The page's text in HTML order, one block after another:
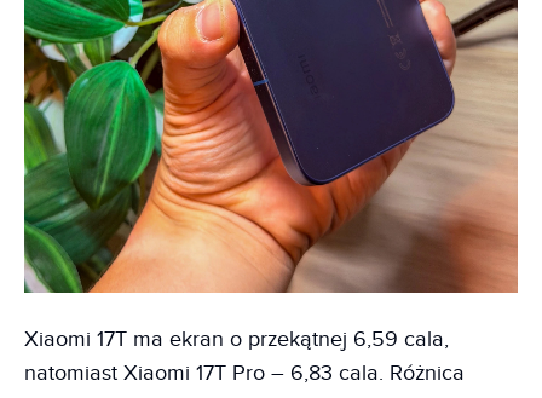
Xiaomi 17T ma ekran o przekątnej 6,59 cala,
natomiast Xiaomi 17T Pro – 6,83 cala. Różnica